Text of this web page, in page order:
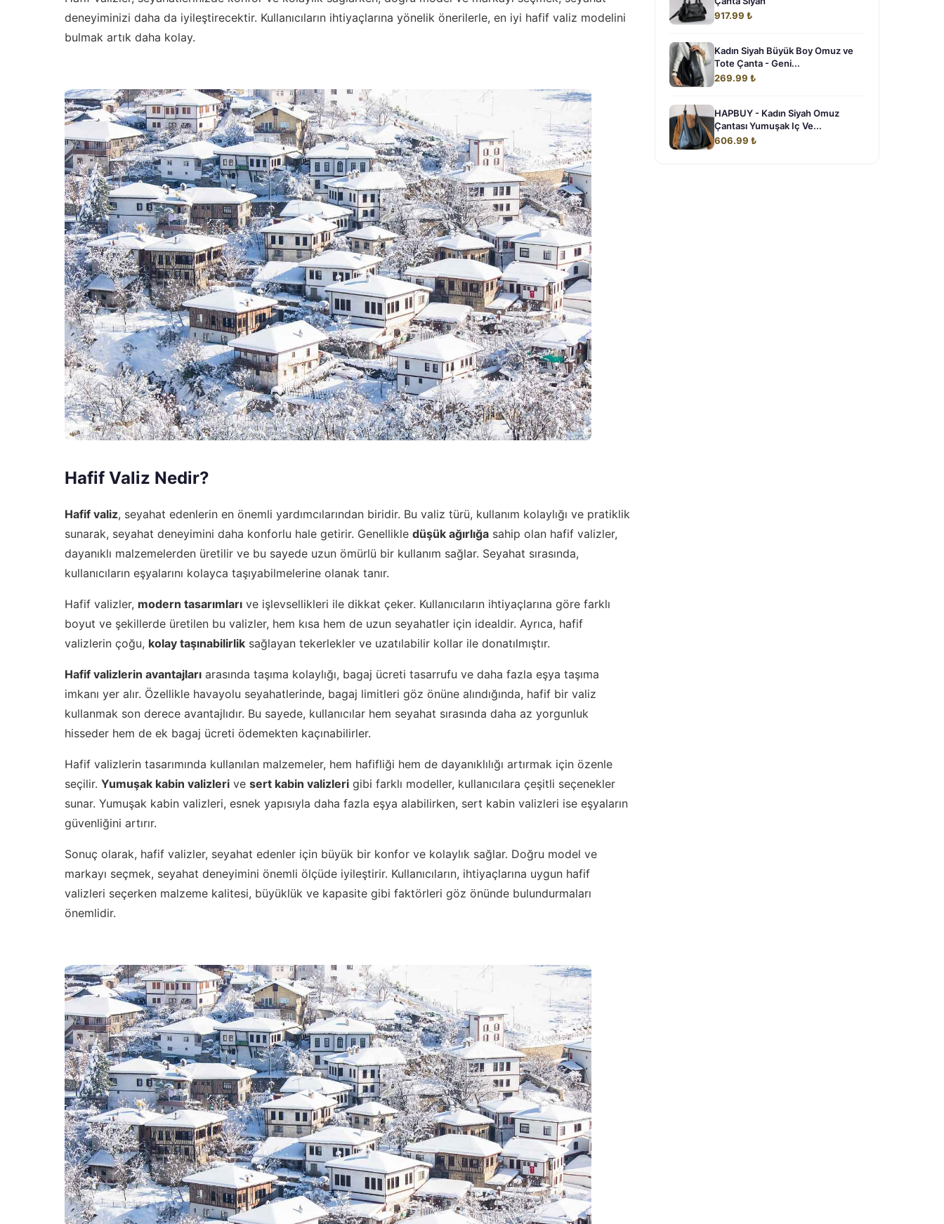
deneyiminizi daha da iyileştirecektir. Kullanıcıların ihtiyaçlarına yönelik önerilerle, en iyi hafif valiz modelini
bulmak artık daha kolay.
Hafif Valiz Nedir?
Hafif valiz, seyahat edenlerin en önemli yardımcılarından biridir. Bu valiz türü, kullanım kolaylığı ve pratiklik
sunarak, seyahat deneyimini daha konforlu hale getirir. Genellikle düşük ağırlığa sahip olan hafif valizler,
dayanıklı malzemelerden üretilir ve bu sayede uzun ömürlü bir kullanım sağlar. Seyahat sırasında,
kullanıcıların eşyalarını kolayca taşıyabilmelerine olanak tanır.
Hafif valizler, modern tasarımları ve işlevsellikleri ile dikkat çeker. Kullanıcıların ihtiyaçlarına göre farklı
boyut ve şekillerde üretilen bu valizler, hem kısa hem de uzun seyahatler için idealdir. Ayrıca, hafif
valizlerin çoğu, kolay taşınabilirlik sağlayan tekerlekler ve uzatılabilir kollar ile donatılmıştır.
Hafif valizlerin avantajları arasında taşıma kolaylığı, bagaj ücreti tasarrufu ve daha fazla eşya taşıma
imkanı yer alır. Özellikle havayolu seyahatlerinde, bagaj limitleri göz önüne alındığında, hafif bir valiz
kullanmak son derece avantajlıdır. Bu sayede, kullanıcılar hem seyahat sırasında daha az yorgunluk
hisseder hem de ek bagaj ücreti ödemekten kaçınabilirler.
Hafif valizlerin tasarımında kullanılan malzemeler, hem hafifliği hem de dayanıklılığı artırmak için özenle
seçilir. Yumuşak kabin valizleri ve sert kabin valizleri gibi farklı modeller, kullanıcılara çeşitli seçenekler
sunar. Yumuşak kabin valizleri, esnek yapısıyla daha fazla eşya alabilirken, sert kabin valizleri ise eşyaların
güvenliğini artırır.
Sonuç olarak, hafif valizler, seyahat edenler için büyük bir konfor ve kolaylık sağlar. Doğru model ve
markayı seçmek, seyahat deneyimini önemli ölçüde iyileştirir. Kullanıcıların, ihtiyaçlarına uygun hafif
valizleri seçerken malzeme kalitesi, büyüklük ve kapasite gibi faktörleri göz önünde bulundurmaları
önemlidir.
917.99 ₺
Kadın Siyah Büyük Boy Omuz ve
Tote Çanta - Geni...
269.99 ₺
HAPBUY - Kadın Siyah Omuz
Çantası Yumuşak Iç Ve...
606.99 ₺